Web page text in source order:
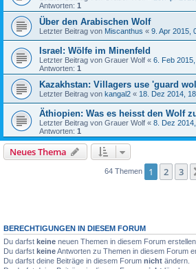
Antworten: 1
Über den Arabischen Wolf
Letzter Beitrag von Miscanthus « 9. Apr 2015,
Israel: Wölfe im Minenfeld
Letzter Beitrag von Grauer Wolf « 6. Feb 2015,
Antworten: 1
Kazakhstan: Villagers use 'guard
Letzter Beitrag von kangal2 « 18. Dez 2014,
Äthiopien: Was es heisst den Wolf
Letzter Beitrag von Grauer Wolf « 8. Dez
Antworten: 1
Neues Thema
64 Themen 1 2 3
BERECHTIGUNGEN IN DIESEM FORUM
Du darfst keine neuen Themen in diesem Forum erstellen.
Du darfst keineAntworten zu Themen in diesem Forum
Du darfst deine Beiträge in diesem Forum nicht ändern.